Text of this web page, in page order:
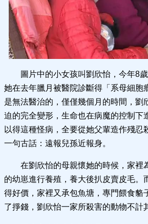
圖片中的小女孩叫劉欣怡，今年8
她在去年臘月被醫院診斷得「系母細胞
是無法醫治的，僅僅幾個月的時間，劉
迫的完全變形，生命也在病魔的控制下
以得這種怪病，全要從她父輩造作殘忍
一句古話：遠報兒孫近報身。
在劉欣怡的母親懷她的時候，家裡
的幼崽進行養殖，養大後扒皮賣皮毛。
得好價，家裡又承包魚塘，專門餵食貉
了掙錢，劉欣怡一家所殺害的動物不計